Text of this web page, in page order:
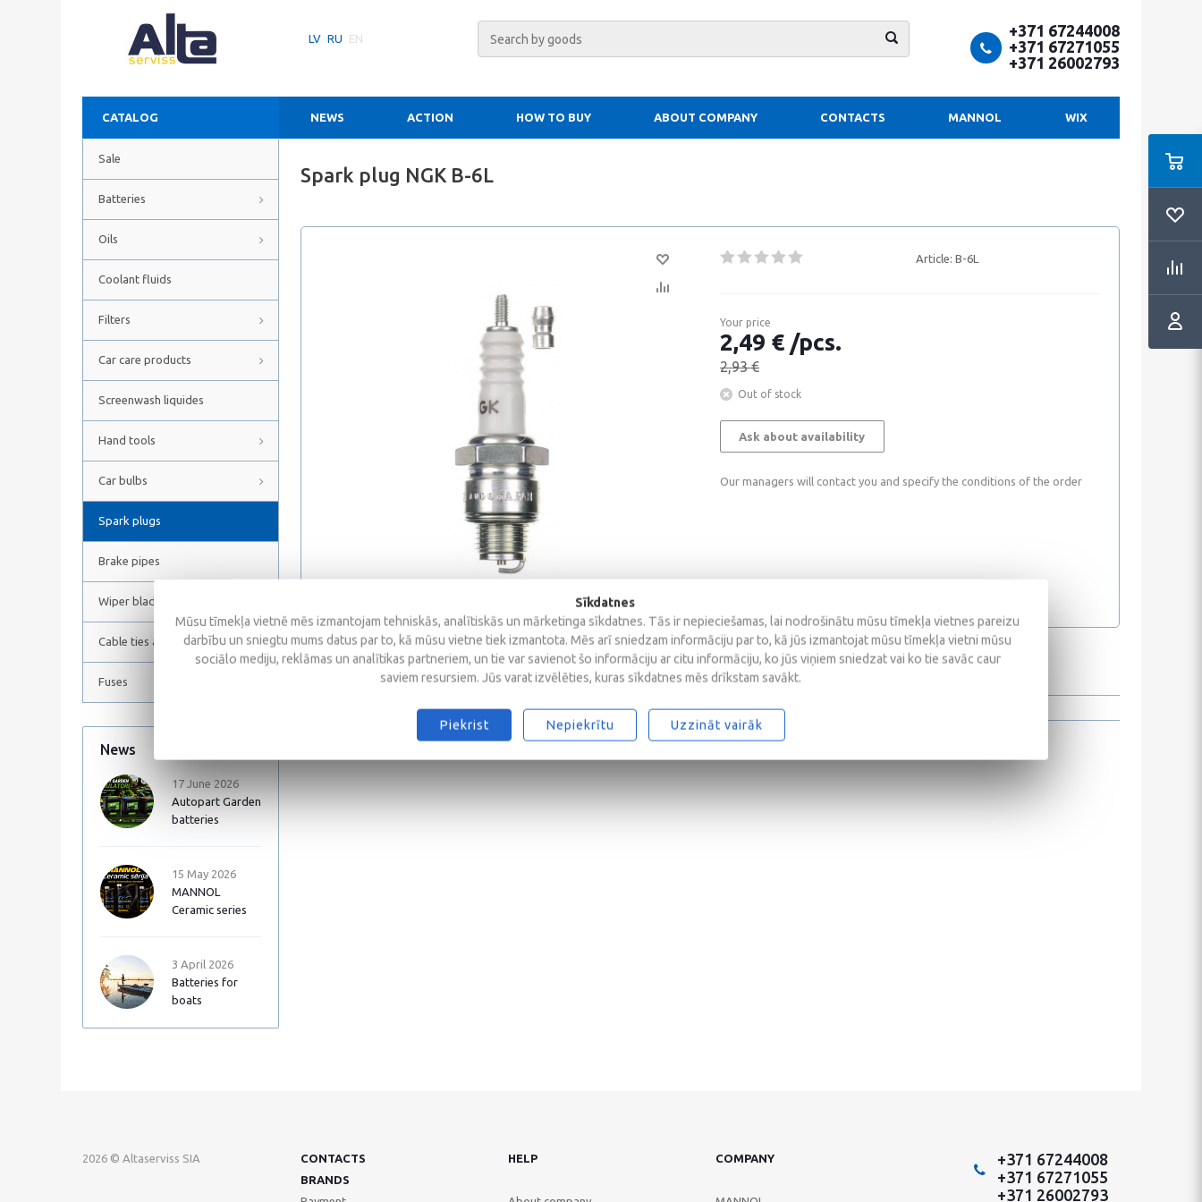
LV RU EN
+371 67244008
+371 67271055
+371 26002793
CATALOG NEWS ACTION HOW TO BUY ABOUT COMPANY CONTACTS MANNOL WIX
Sale
Batteries
Oils
Coolant fluids
Filters
Car care products
Screenwash liquides
Hand tools
Car bulbs
Spark plugs
Brake pipes
Wiper blades
Cable ties and Hose clamps
Fuses
News
17 June 2026
Autopart Garden
batteries
15 May 2026
MANNOL
Ceramic series
3 April 2026
Batteries for
boats
Spark plug NGK B-6L
Article: B-6L
Your price
2,49 € /pcs.
2,93 €
Out of stock
Ask about availability
Our managers will contact you and specify the conditions of the order
2026 © Altaserviss SIA CONTACTS HELP
COMPANY
BRANDS
+371 67244008
+371 67271055
+371 26002793
Sīkdatnes
Mūsu tīmekļa vietnē mēs izmantojam tehniskās, analītiskās un mārketinga sīkdatnes. Tās ir nepieciešamas, lai nodrošinātu mūsu tīmekļa vietnes pareizu
darbību un sniegtu mums datus par to, kā mūsu vietne tiek izmantota. Mēs arī sniedzam informāciju par to, kā jūs izmantojat mūsu tīmekļa vietni mūsu
sociālo mediju, reklāmas un analītikas partneriem, un tie var savienot šo informāciju ar citu informāciju, ko jūs viņiem sniedzat vai ko tie savāc caur
saviem resursiem. Jūs varat izvēlēties, kuras sīkdatnes mēs drīkstam savākt.
Piekrist Nepiekrītu Uzzināt vairāk